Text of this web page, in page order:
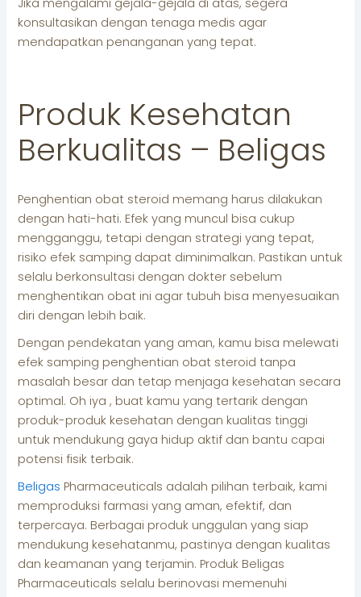
konsultasikan dengan tenaga medis agar
mendapatkan penanganan yang tepat.
Produk Kesehatan
Berkualitas – Beligas
Penghentian obat steroid memang harus dilakukan
dengan hati-hati. Efek yang muncul bisa cukup
mengganggu, tetapi dengan strategi yang tepat,
risiko efek samping dapat diminimalkan. Pastikan untuk
selalu berkonsultasi dengan dokter sebelum
menghentikan obat ini agar tubuh bisa menyesuaikan
diri dengan lebih baik.
Dengan pendekatan yang aman, kamu bisa melewati
efek samping penghentian obat steroid tanpa
masalah besar dan tetap menjaga kesehatan secara
optimal. Oh iya , buat kamu yang tertarik dengan
produk-produk kesehatan dengan kualitas tinggi
untuk mendukung gaya hidup aktif dan bantu capai
potensi fisik terbaik.
Beligas Pharmaceuticals adalah pilihan terbaik, kami
memproduksi farmasi yang aman, efektif, dan
terpercaya. Berbagai produk unggulan yang siap
mendukung kesehatanmu, pastinya dengan kualitas
dan keamanan yang terjamin. Produk Beligas
Pharmaceuticals selalu berinovasi memenuhi